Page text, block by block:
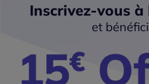
Inscrivez-vous
et